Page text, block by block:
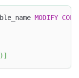
MODIFY
) ]